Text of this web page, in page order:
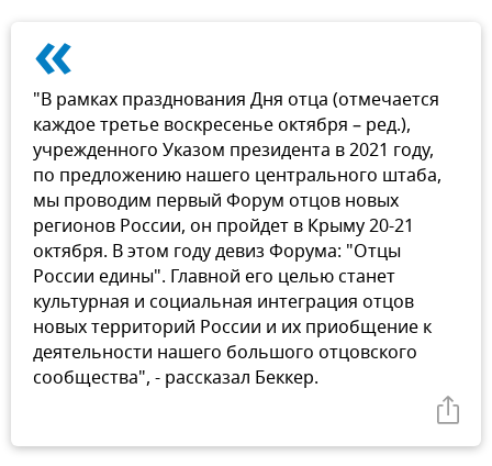
«
"В рамках празднования Дня отца (отмечается
каждое третье воскресенье октября – ред.),
учрежденного Указом президента в 2021 году,
по предложению нашего центрального штаба,
мы проводим первый Форум отцов новых
регионов России, он пройдет в Крыму 20-21
октября. В этом году девиз Форума: "Отцы
России едины". Главной его целью станет
культурная и социальная интеграция отцов
новых территорий России и их приобщение к
деятельности нашего большого отцовского
сообщества", - рассказал Беккер.